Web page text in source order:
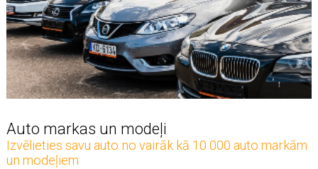
Auto markas un modeļi
Izvēlieties savu auto no vairāk kā 10 000 auto markām
un modeļiem